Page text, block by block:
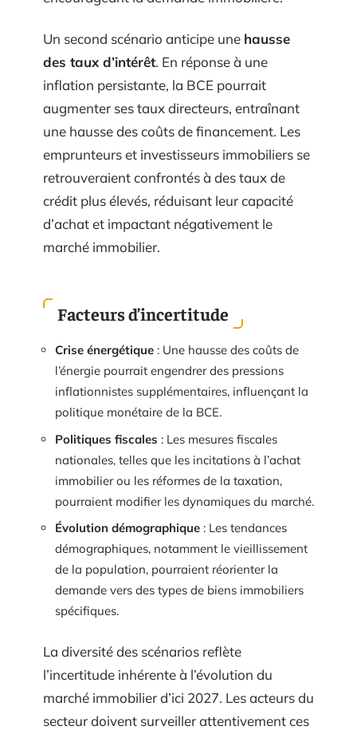
Un second scénario anticipe une hausse
des taux d’intérêt. En réponse à une
inflation persistante, la BCE pourrait
augmenter ses taux directeurs, entraînant
une hausse des coûts de financement. Les
emprunteurs et investisseurs immobiliers se
retrouveraient confrontés à des taux de
crédit plus élevés, réduisant leur capacité
d’achat et impactant négativement le
marché immobilier.
Facteurs d’incertitude
Crise énergétique : Une hausse des coûts de
l’énergie pourrait engendrer des pressions
inflationnistes supplémentaires, influençant la
politique monétaire de la BCE.
Politiques fiscales : Les mesures fiscales
nationales, telles que les incitations à l’achat
immobilier ou les réformes de la taxation,
pourraient modifier les dynamiques du marché.
Évolution démographique : Les tendances
démographiques, notamment le vieillissement
de la population, pourraient réorienter la
demande vers des types de biens immobiliers
spécifiques.
La diversité des scénarios reflète
l’incertitude inhérente à l’évolution du
marché immobilier d’ici 2027. Les acteurs du
secteur doivent surveiller attentivement ces